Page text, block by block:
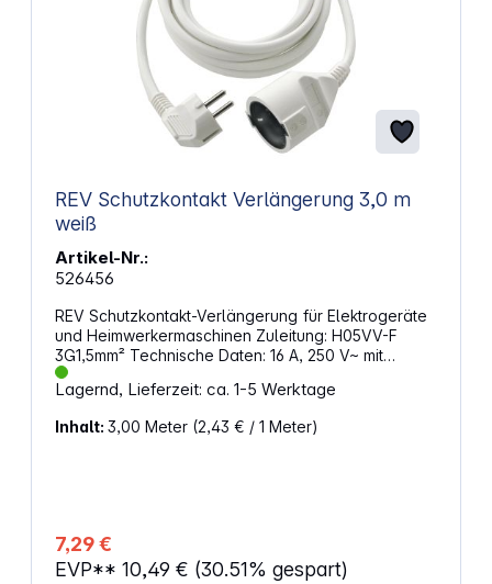
REV Schutzkontakt Verlängerung 3,0 m
weiß
Artikel-Nr.:
526456
REV Schutzkontakt-Verlängerung für Elektrogeräte
und Heimwerkermaschinen Zuleitung: H05VV-F
3G1,5mm² Technische Daten: 16 A, 250 V~ mit
Kunststoff-Schutzkontaktstecker und -kupplung
Farbe: weiss Länge: 3,0 m
Lagernd, Lieferzeit: ca. 1-5 Werktage
Inhalt: 3,00 Meter (2,43 € / 1 Meter)
7,29 €
EVP** 10,49 € (30.51% gespart)